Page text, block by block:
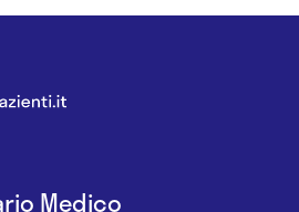
Medico